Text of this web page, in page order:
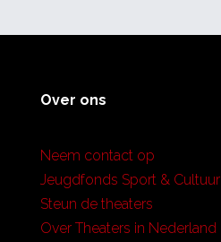
Over ons
Neem contact op
Jeugdfonds Sport & Cultuur
Steun de theaters
Over Theaters in Nederland